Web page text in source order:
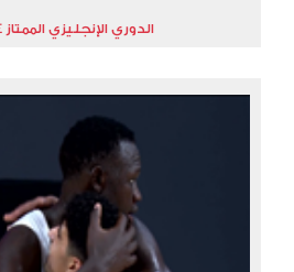
الدوري الإنجليزي الممتاز 2024-2025